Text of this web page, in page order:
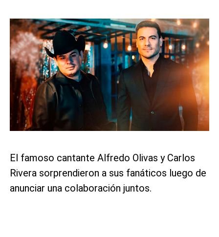
El famoso cantante Alfredo Olivas y Carlos
Rivera sorprendieron a sus fanáticos luego de
anunciar una colaboración juntos.